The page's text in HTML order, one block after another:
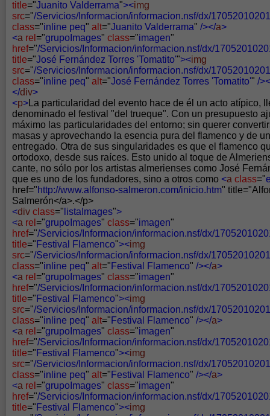
title="Juanito Valderrama"><img
src="/Servicios/Informacion/informacion.nsf/dx/
class="inline peq" alt="Juanito Valderrama" /></a>
<a rel ="grupoImages" class="imagen"
href="/Servicios/Informacion/informacion.nsf/dx/
title="José Fernández Torres 'Tomatito'"><img
src="/Servicios/Informacion/informacion.nsf/dx/
class="inline peq" alt="José Fernández Torres 'Tomatito'" /
</div>
<p> La particularidad del evento hace de él un acto atípico,
denominado el festival "del trueque". Con un presupuesto
máximo las particularidades del entorno; sin querer
masas y aprovechando la esencia pura del flamenco y de
entregado. Otra de sus singularidades es que el flamenco
ortodoxo, desde sus raíces. Esto unido al toque de
cante, no sólo por los artistas almerienses como José
que es uno de los fundadores, sino a otros como <a class="
href="http://www.alfonso-salmeron.com/inicio.htm"
Salmerón</a>.</p>
<div class=" listaImages">
<a rel ="grupoImages" class="imagen"
href="/Servicios/Informacion/informacion.nsf/dx/
title=" Festival Flamenco"><img
src="/Servicios/Informacion/informacion.nsf/dx/
class="inline peq" alt=" Festival Flamenco" /></a>
<a rel ="grupoImages" class="imagen"
href="/Servicios/Informacion/informacion.nsf/dx/
title=" Festival Flamenco"><img
src="/Servicios/Informacion/informacion.nsf/dx/
class="inline peq" alt=" Festival Flamenco" /></a>
<a rel ="grupoImages" class="imagen"
href="/Servicios/Informacion/informacion.nsf/dx/
title=" Festival Flamenco"><img
src="/Servicios/Informacion/informacion.nsf/dx/
class="inline peq" alt=" Festival Flamenco" /></a>
<a rel ="grupoImages" class="imagen"
href="/Servicios/Informacion/informacion.nsf/dx/
title=" Festival Flamenco"><img